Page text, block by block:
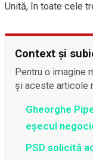
Unită, în toate cele
Context și
Pentru o imagine
și aceste articole
Gheorghe
eșecul
PSD solicită